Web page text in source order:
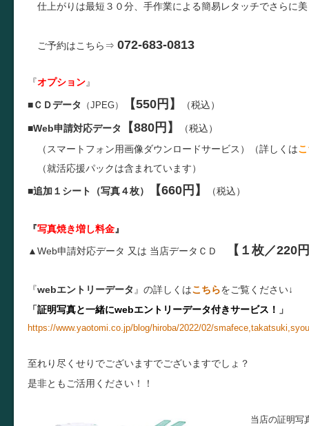
仕上がりは最短３０分、手作業による簡易レタッチでさらに
ご予約はこちら⇒ 072-683-0813
『オプション』
■ＣＤデータ （JPEG） 【550円】 （税込）
■Web申請対応データ 【880円】
（税込）
（スマートフォン用画像ダウンロードサービス）（詳しくは
（就活応援パックは含まれています）
■追加１シート（写真４枚） 【660円】 （税込）
『写真焼き増し料金』
▲Web申請対応データ 又は 当店データＣＤ 【１枚／220
『webエントリーデータ 』の詳しくはこちらをご覧ください↓
「証明写真と一緒にwebエントリーデータ付きサービス！ 」
https://www.yaotomi.co.jp/blog/hiroba/2022/02/
至れり尽くせりでございますでございますでしょ？
是非ともご活用ください！！
当店の証明写